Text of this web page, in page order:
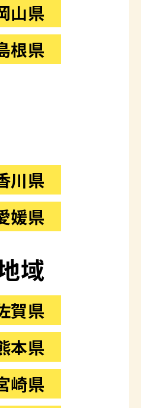
山県
根県
川県
媛県
域
賀県
本県
崎県